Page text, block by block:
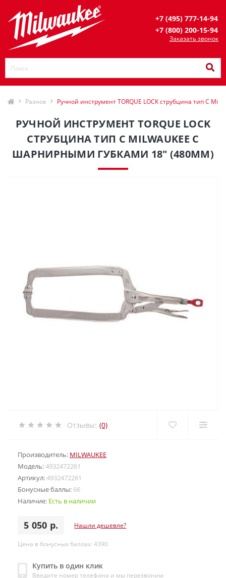
+7 (495) 777-14-94
+7 (800) 200-15-94
Заказать звонок
Разное Ручной инструмент TORQUE LOCK струбцина тип С
РУЧНОЙ ИНСТРУМЕНТ TORQUE LOCK
СТРУБЦИНА ТИП С MILWAUKEE С
ШАРНИРНЫМИ ГУБКАМИ 18" (480ММ)
Отзывы: (0)
Производитель: MILWAUKEE
Модель:4932472261
Артикул:4932472261
Бонусные баллы: 66
Наличие: Есть в наличии
5 050 р. Нашли дешевле?
Цена в бонусных баллах: 4390
Купить в один клик
Введите номер телефона и мы перезвоним